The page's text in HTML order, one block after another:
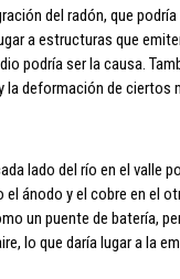
del radón, que
a estructuras que
podría ser la causa.
deformación de ciertos
lado del río en el valle
ánodo y el cobre en el
un puente de batería,
lo que daría lugar a la